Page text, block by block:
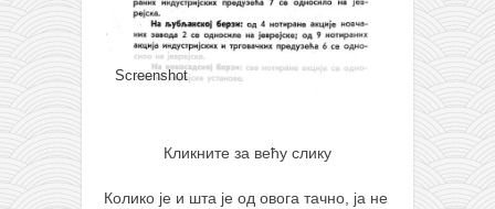
Screenshot Screenshot
Кликните за већу слику
Колико је и шта је од овога тачно, ја не